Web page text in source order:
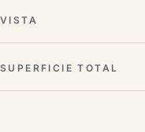
VISTA
SUPERFICIE TOTAL